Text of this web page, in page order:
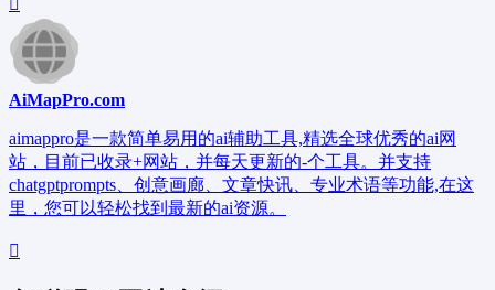
AiMapPro.com
aimappro是一款简单易用的ai辅助工具,精选全球优秀的ai网
站，目前已收录+网站，并每天更新的-个工具。并支持
chatgptprompts、创意画廊、文章快讯、专业术语等功能,在这
里，您可以轻松找到最新的ai资源。